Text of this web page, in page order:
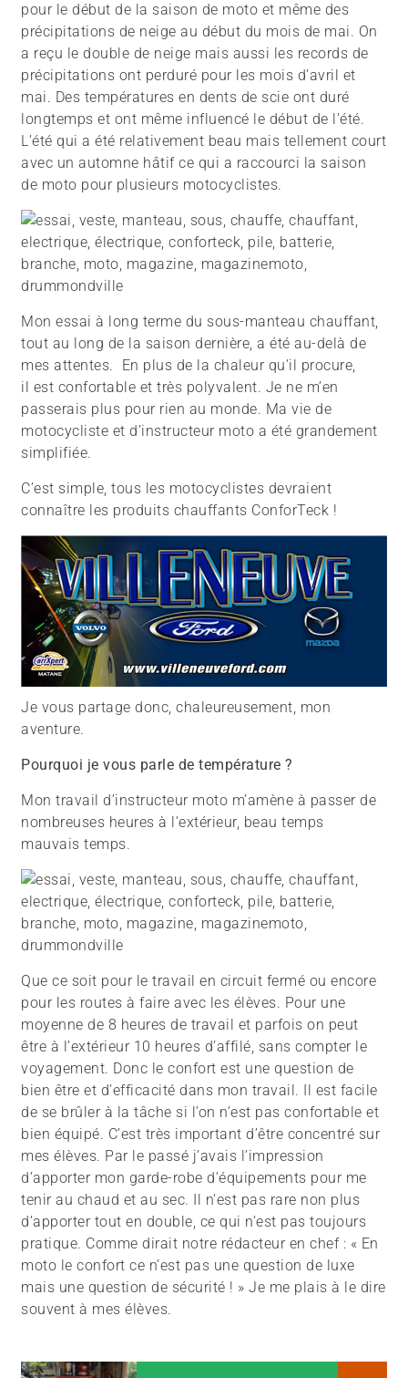
pour le début de la saison de moto et même des
précipitations de neige au début du mois de mai. On
a reçu le double de neige mais aussi les records de
précipitations ont perduré pour les mois d’avril et
mai. Des températures en dents de scie ont duré
longtemps et ont même influencé le début de l’été.
L’été qui a été relativement beau mais tellement court
avec un automne hâtif ce qui a raccourci la saison
de moto pour plusieurs motocyclistes.
Mon essai à long terme du sous-manteau chauffant,
tout au long de la saison dernière, a été au-delà de
mes attentes. En plus de la chaleur qu’il procure,
il est confortable et très polyvalent. Je ne m’en
passerais plus pour rien au monde. Ma vie de
motocycliste et d’instructeur moto a été grandement
simplifiée.
C’est simple, tous les motocyclistes devraient
connaître les produits chauffants ConforTeck !
Je vous partage donc, chaleureusement, mon
aventure.
Pourquoi je vous parle de température ?
Mon travail d’instructeur moto m’amène à passer de
nombreuses heures à l’extérieur, beau temps
mauvais temps.
Que ce soit pour le travail en circuit fermé ou encore
pour les routes à faire avec les élèves. Pour une
moyenne de 8 heures de travail et parfois on peut
être à l’extérieur 10 heures d’affilé, sans compter le
voyagement. Donc le confort est une question de
bien être et d’efficacité dans mon travail. Il est facile
de se brûler à la tâche si l’on n’est pas confortable et
bien équipé. C’est très important d’être concentré sur
mes élèves. Par le passé j’avais l’impression
d’apporter mon garde-robe d’équipements pour me
tenir au chaud et au sec. Il n‘est pas rare non plus
d’apporter tout en double, ce qui n’est pas toujours
pratique. Comme dirait notre rédacteur en chef : « En
moto le confort ce n’est pas une question de luxe
mais une question de sécurité ! » Je me plais à le dire
souvent à mes élèves.